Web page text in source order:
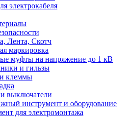
электрокабеля
Лента, Скотч
маркировка
муфты на напряжение до 1 кВ
и гильзы
клеммы
выключатели
инструмент и оборудование
для электромонтажа